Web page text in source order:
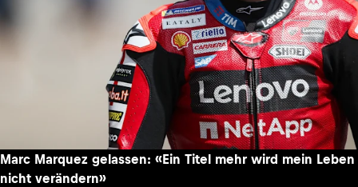
Marc Marquez gelassen: «Ein Titel mehr wird mein Leben
nicht verändern»